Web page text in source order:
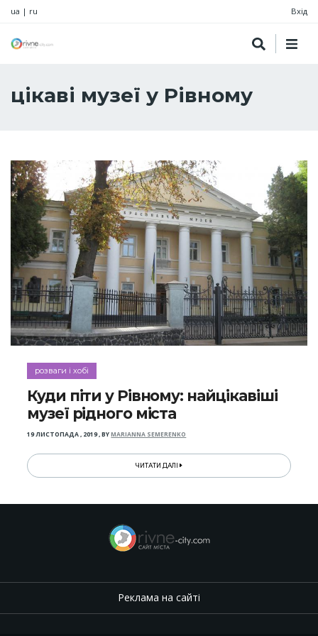
ua | ru Вхід
цікаві музеї у Рівному
розваги і хобі
Куди піти у Рівному: найцікавіші
музеї рідного міста
19 ЛИСТОПАДА , 2019,BYMARIANNA SEMERENKO
ЧИТАТИ ДАЛІ
Реклама на сайті